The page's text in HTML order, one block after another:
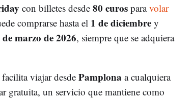
con billetes desde 80 eurosparavolar
comprarse hasta el 1 de diciembrey
marzo de 2026, siempre que se adquiera
viajar desde Pamplona a cualquiera
gratuita, un servicio que mantiene como